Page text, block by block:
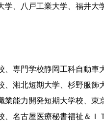
、八戸工業大学、福井大
専門学校静岡工科自動車
湘北短期大学、杉野服飾
能力開発短期大学校、東
名古屋医療秘書福祉＆Ｉ